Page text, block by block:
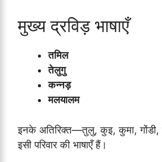
मुख्य द्रविड़ भाषाएँ
तमिल
तेलुगु
कन्नड़
मलयालम
इनके अतिरिक्त—तुलु, कुइ, कुमा, गोंडी,
इसी परिवार की भाषाएँ हैं।